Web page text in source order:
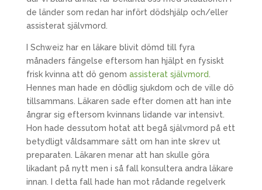
de länder som redan har infört dödshjälp och/eller
assisterat självmord.
I Schweiz har en läkare blivit dömd till fyra
månaders fängelse eftersom han hjälpt en fysiskt
frisk kvinna att dö genom assisterat självmord
Hennes man hade en dödlig sjukdom och de ville dö
tillsammans. Läkaren sade efter domen att han inte
ångrar sig eftersom kvinnans lidande var intensivt.
Hon hade dessutom hotat att begå självmord på ett
betydligt våldsammare sätt om han inte skrev ut
preparaten. Läkaren menar att han skulle göra
likadant på nytt men i så fall konsultera andra läkare
innan. I detta fall hade han mot rådande regelverk